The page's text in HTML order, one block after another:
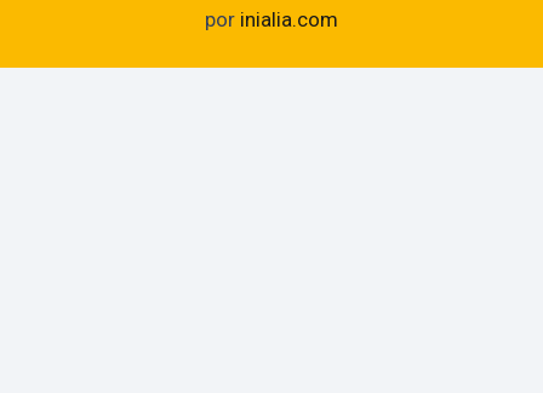
por inialia.com